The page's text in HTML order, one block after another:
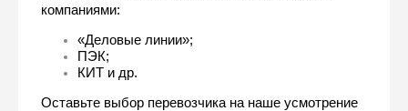
компаниями:
«Деловые линии»;
ПЭК;
КИТ и др.
Оставьте выбор перевозчика на наше усмотрение